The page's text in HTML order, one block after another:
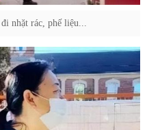
nhặt rác, phế liệu...